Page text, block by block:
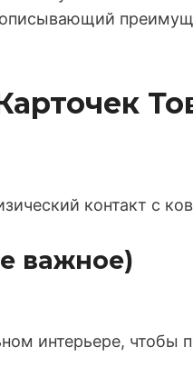
описывающий
контакт с
важное)
интерьере, чтобы